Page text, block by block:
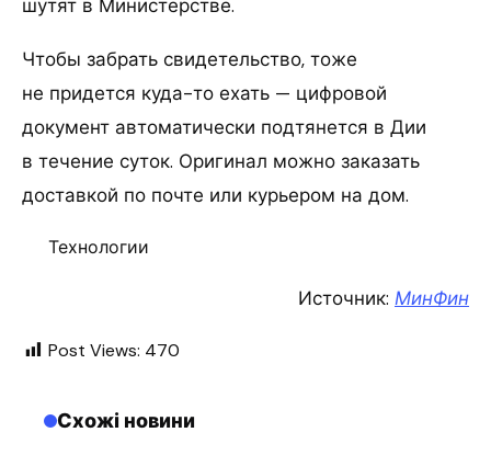
шутят в Министерстве.
Чтобы забрать свидетельство, тоже
не придется куда-то ехать — цифровой
документ автоматически подтянется в Дии
в течение суток. Оригинал можно заказать
доставкой по почте или курьером на дом.
Технологии
Источник: МинФин
Post Views: 470
Схожі новини